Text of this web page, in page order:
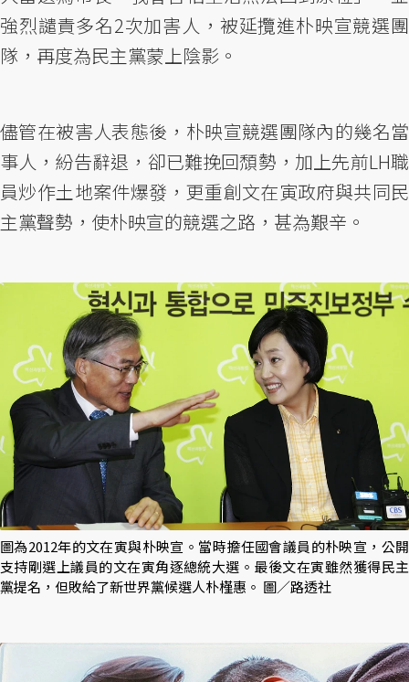
強烈譴責多名2次加害人，被延攬進朴映宣競選團
隊，再度為民主黨蒙上陰影。
儘管在被害人表態後，朴映宣競選團隊內的幾名當
事人，紛告辭退，卻已難挽回頹勢，加上先前LH職
員炒作土地案件爆發，更重創文在寅政府與共同民
主黨聲勢，使朴映宣的競選之路，甚為艱辛。
圖為2012年的文在寅與朴映宣。當時擔任國會議員的朴映宣，公開
支持剛選上議員的文在寅角逐總統大選。最後文在寅雖然獲得民主
黨提名，但敗給了新世界黨候選人朴槿惠。 圖／路透社